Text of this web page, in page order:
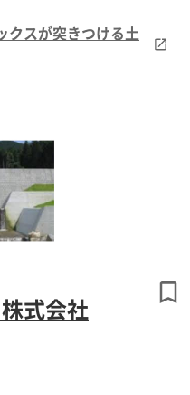
クスが突きつける土
式会社